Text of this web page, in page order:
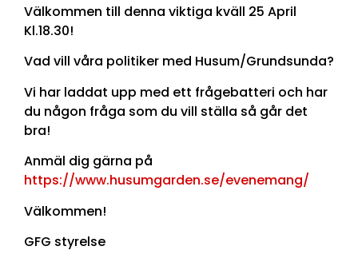
Välkommen till denna viktiga kväll 25 April
Kl.18.30!
Vad vill våra politiker med Husum/Grundsunda?
Vi har laddat upp med ett frågebatteri och har
du någon fråga som du vill ställa så går det
bra!
Anmäl dig gärna på
https://www.husumgarden.se/evenemang/
Välkommen!
GFG styrelse